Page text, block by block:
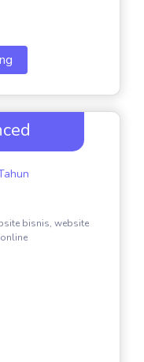
bisnis, website